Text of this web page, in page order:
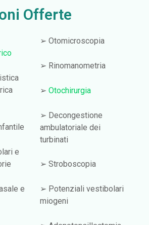
Offerte
e
e
➢ Otomicroscopia
➢ Rinomanometria
➢ Otochirurgia
➢ Decongestione
ambulatoriale dei
turbinati
➢ Stroboscopia
➢ Potenziali vestibolari
miogeni